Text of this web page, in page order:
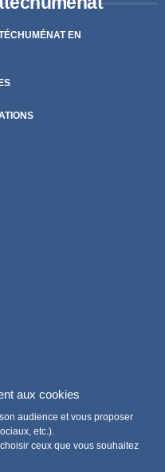
aux cookies
audience et vous proposer
etc.).
ceux que vous souhaitez
EN